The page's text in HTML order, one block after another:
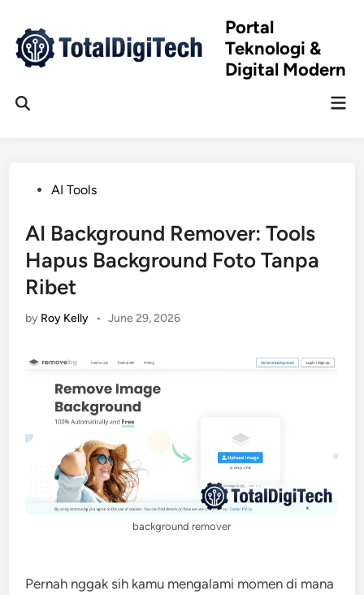
content
Portal
Teknologi &
Digital Modern
Open
PostedAI Tools
AI Background Remover: Tools
Hapus Background Foto Tanpa
Ribet
by Roy Kelly • June 29, 2026
background remover
Pernah nggak sih kamu mengalami momen di mana